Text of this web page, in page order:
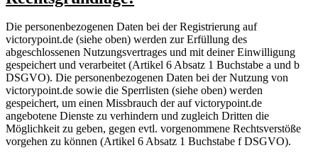
Die personenbezogenen Daten bei der Registrierung auf
victorypoint.de (siehe oben) werden zur Erfüllung des
abgeschlossenen Nutzungsvertrages und mit deiner Einwilligung
gespeichert und verarbeitet (Artikel 6 Absatz 1 Buchstabe a und b
DSGVO). Die personenbezogenen Daten bei der Nutzung von
victorypoint.de sowie die Sperrlisten (siehe oben) werden
gespeichert, um einen Missbrauch der auf victorypoint.de
angebotene Dienste zu verhindern und zugleich Dritten die
Möglichkeit zu geben, gegen evtl. vorgenommene Rechtsverstöße
vorgehen zu können (Artikel 6 Absatz 1 Buchstabe f DSGVO).